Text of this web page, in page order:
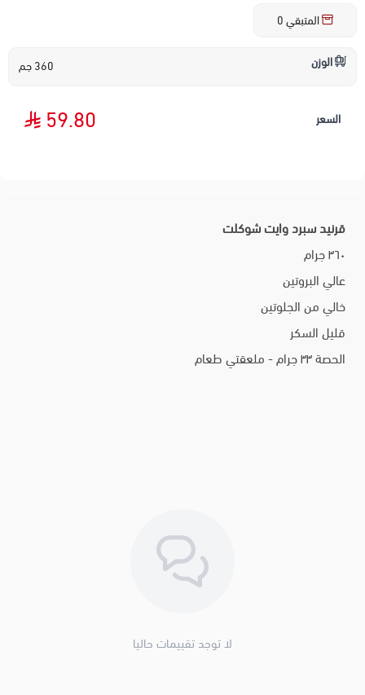
المتبقي0
الوزن 360 جم
السعر 59.80
قرنيد سبرد وايت شوكلت
٣٦٠ جرام
عالي البروتين
خالي من الجلوتين
قليل السكر
الحصة ٣٣ جرام - ملعقتي طعام
لا توجد تقييمات حاليا